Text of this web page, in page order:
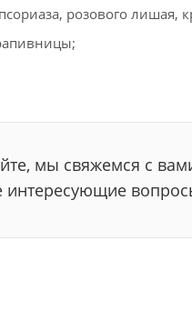
розового лишая,
мы свяжемся с
интересующие